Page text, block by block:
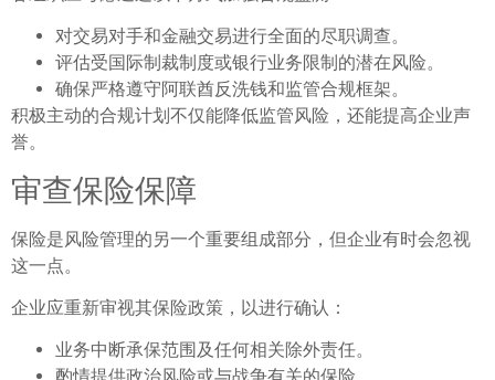
对交易对手和金融交易进行全面的尽职调查。
评估受国际制裁制度或银行业务限制的潜在风险。
确保严格遵守阿联酋反洗钱和监管合规框架。
积极主动的合规计划不仅能降低监管风险，还能提高企业声
誉。
审查保险保障
保险是风险管理的另一个重要组成部分，但企业有时会忽视
这一点。
企业应重新审视其保险政策，以进行确认：
业务中断承保范围及任何相关除外责任。